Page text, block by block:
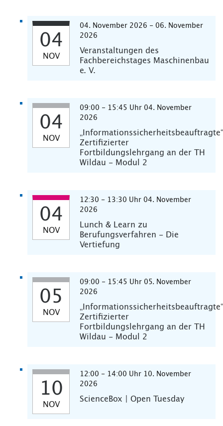
04
NOV
04. November 2026 - 06. November
2026
Veranstaltungen des
Fachbereichstages Maschinenbau
e. V.
04
NOV
09:00 - 15:45 Uhr 04. November
2026
„Informationssicherheitsbeauftragte“
Zertifizierter
Fortbildungslehrgang an der TH
Wildau - Modul 2
04
NOV
12:30 - 13:30 Uhr 04. November
2026
Lunch & Learn zu
Berufungsverfahren - Die
Vertiefung
05
NOV
09:00 - 15:45 Uhr 05. November
2026
„Informationssicherheitsbeauftragte“
Zertifizierter
Fortbildungslehrgang an der TH
Wildau - Modul 2
10
NOV
12:00 - 14:00 Uhr 10. November
2026
ScienceBox | Open Tuesday